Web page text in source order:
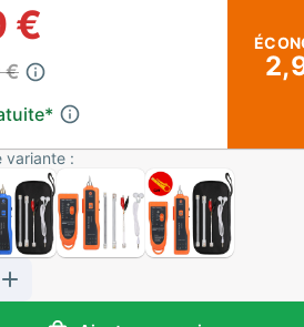
€
*
€
variante :